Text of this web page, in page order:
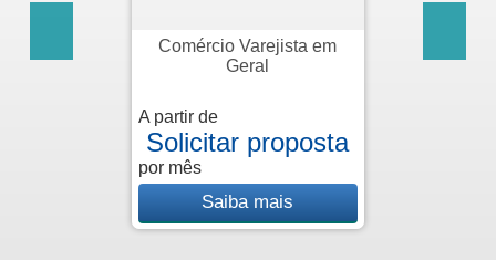
Comércio Varejista em
Solicitar proposta